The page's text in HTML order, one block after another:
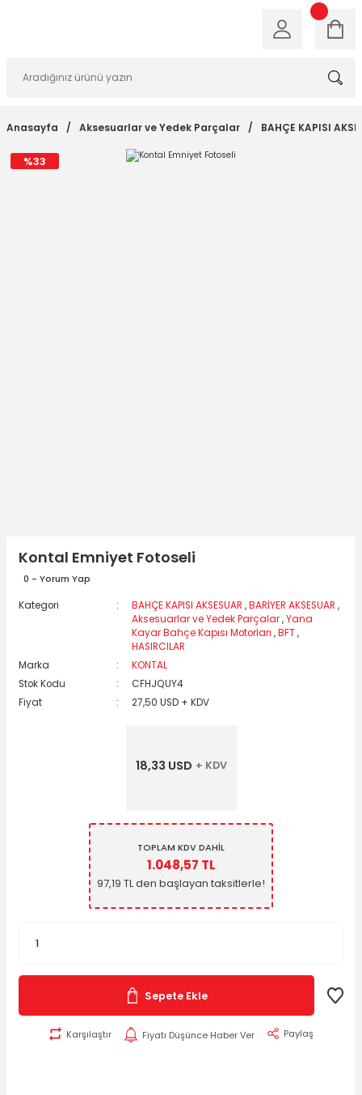
Anasayfa Aksesuarlar ve Yedek Parçalar BAHÇE KAPISI
%33
Kontal Emniyet Fotoseli
0 - Yorum Yap
Kategori BAHÇE KAPISI AKSESUAR ,BARİYER AKSESUAR ,
Aksesuarlar ve Yedek Parçalar ,Yana
Kayar Bahçe Kapısı Motorları ,BFT ,
HASIRCILAR
Marka
KONTAL
Stok Kodu
CFHJQUY4
Fiyat
27,50 USD + KDV
18,33 USD + KDV
TOPLAM KDV DAHİL
1.048,57 TL
97,19 TL den başlayan taksitlerle!
Sepete Ekle
Karşılaştır Fiyatı Düşünce Haber Ver Paylaş